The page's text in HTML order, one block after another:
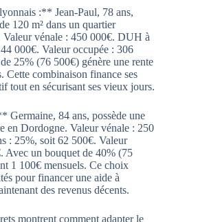
:** Jean-Paul, 78 ans,
120 m² dans un quartier
Valeur vénale : 450 000€. DUH à
000€. Valeur occupée : 306
25% (76 500€) génère une rente
Cette combinaison finance ses
tout en sécurisant ses vieux jours.
Germaine, 84 ans, possède une
en Dordogne. Valeur vénale : 250
: 25%, soit 62 500€. Valeur
Avec un bouquet de 40% (75
1 100€ mensuels. Ce choix
pour financer une aide à
des revenus décents.
montrent comment adapter le